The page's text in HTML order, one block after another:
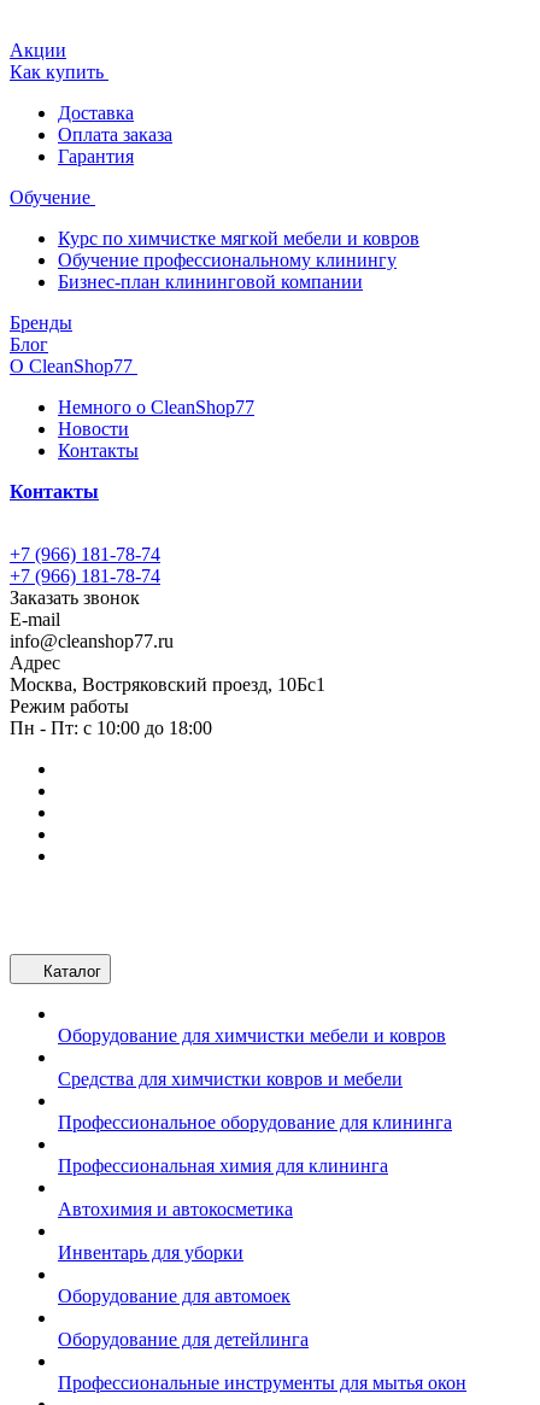
Акции
Как купить
Доставка
Оплата заказа
Гарантия
Обучение
Курс по химчистке мягкой мебели и ковров
Обучение профессиональному клинингу
Бизнес-план клининговой компании
Бренды
Блог
О CleanShop77
Немного о CleanShop77
Новости
Контакты
Контакты
+7 (966) 181-78-74
+7 (966) 181-78-74
Заказать звонок
E-mail
info@cleanshop77.ru
Адрес
Москва, Востряковский проезд, 10Бс1
Режим работы
Пн - Пт: с 10:00 до 18:00
Каталог
Оборудование для химчистки мебели и ковров
Средства для химчистки ковров и мебели
Профессиональное оборудование для клининга
Профессиональная химия для клининга
Автохимия и автокосметика
Инвентарь для уборки
Оборудование для автомоек
Оборудование для детейлинга
Профессиональные инструменты для мытья окон